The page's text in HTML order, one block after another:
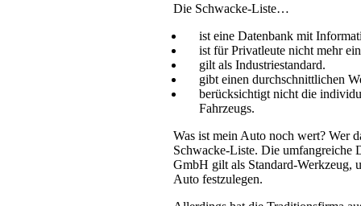
Die Schwacke-Liste…
ist eine Datenbank mit
ist für Privatleute nicht mehr
gilt als Industriestandard.
gibt einen durchschnittlichen
berücksichtigt nicht die
Fahrzeugs.
Was ist mein Auto noch wert? Wer
Schwacke-Liste. Die umfangreiche
GmbH gilt als Standard-Werkzeug,
Auto festzulegen.